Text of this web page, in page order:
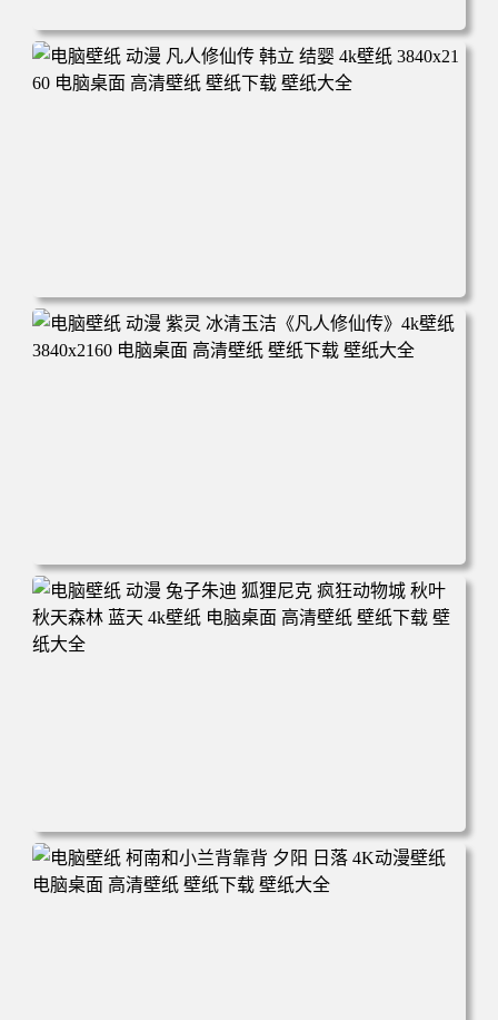
电脑壁纸 动漫角色 卡通场景 夏日休闲 夏日壁纸 治愈系 童
年回忆 荷塘荷叶 蜡笔小新 电脑桌面 高清壁纸 壁纸下载 壁
电脑壁纸 动漫 凡人修仙传 韩立 结婴 4k壁纸 3840x2160 电
脑桌面 高清壁纸 壁纸下载 壁纸大全
电脑壁纸 动漫 紫灵 冰清玉洁《凡人修仙传》4k壁纸 3840x2
160 电脑桌面 高清壁纸 壁纸下载 壁纸大全
电脑壁纸 动漫 兔子朱迪 狐狸尼克 疯狂动物城 秋叶 秋天森
林 蓝天 4k壁纸 电脑桌面 高清壁纸 壁纸下载 壁纸大全